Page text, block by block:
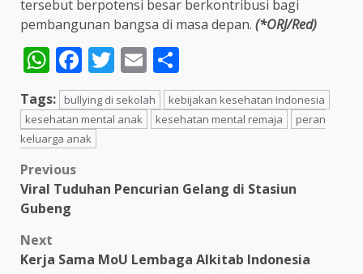
tersebut berpotensi besar berkontribusi bagi
pembangunan bangsa di masa depan. (*ORJ/Red)
WhatsApp
Facebook
Twitter
Email
Tags: bullying di sekolah
kebijakan kesehatan Indonesia
kesehatan mental anak
kesehatan mental remaja
peran
keluarga anak
Post
navigation
Previous
Viral Tuduhan Pencurian Gelang di Stasiun
Gubeng
Next
Kerja Sama MoU Lembaga Alkitab Indonesia